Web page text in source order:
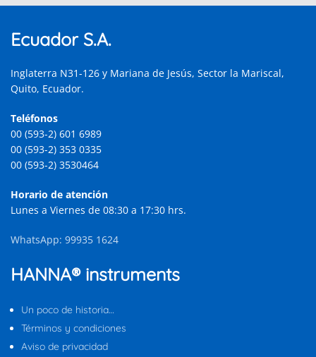
Ecuador S.A.
Inglaterra N31-126 y Mariana de Jesús, Sector la Mariscal,
Quito, Ecuador.
Teléfonos
00 (593-2) 601 6989
00 (593-2) 353 0335
00 (593-2) 3530464
Horario de atención
Lunes a Viernes de 08:30 a 17:30 hrs.
WhatsApp: 99935 1624
HANNA® instruments
Un poco de historia…
Términos y condiciones
Aviso de privacidad